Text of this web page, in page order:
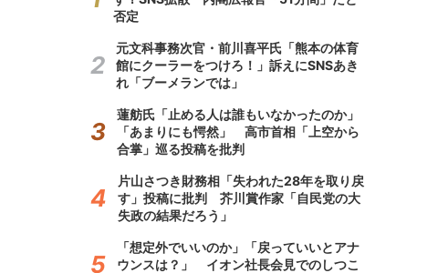
否定
元文科事務次官・前川喜平氏「熊本の体育
館にクーラーをつけろ！」訴えにSNSあき
れ「ブーメランでは」
蓮舫氏「止める人は誰もいなかったのか」
「あまりにも愕然」 高市首相「上空から
合掌」巡る投稿を批判
片山さつき財務相「失われた28年を取り戻
す」投稿に批判 芥川賞作家「自民党の大
失政の結果だろう」
「想定外でいいのか」「戻っていいとアナ
ウンスは？」 イオン社長会見でのしつこ